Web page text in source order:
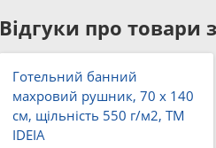
Відгуки про товари з
Готельний банний
махровий рушник, 70 x 140
см, щільність 550 г/м2, ТМ
IDEIA